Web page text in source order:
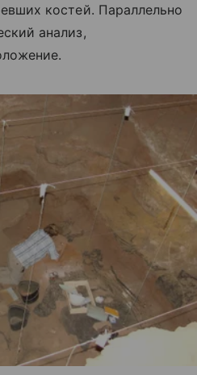
костей. Параллельно
анализ,